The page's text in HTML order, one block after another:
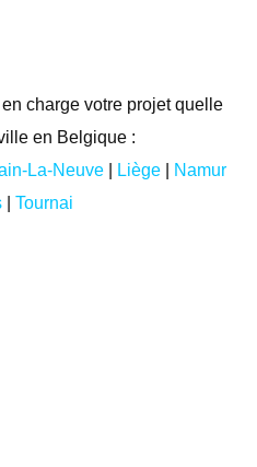
charge votre projet quelle
en Belgique :
La-Neuve| Liège|
Namur
Tournai